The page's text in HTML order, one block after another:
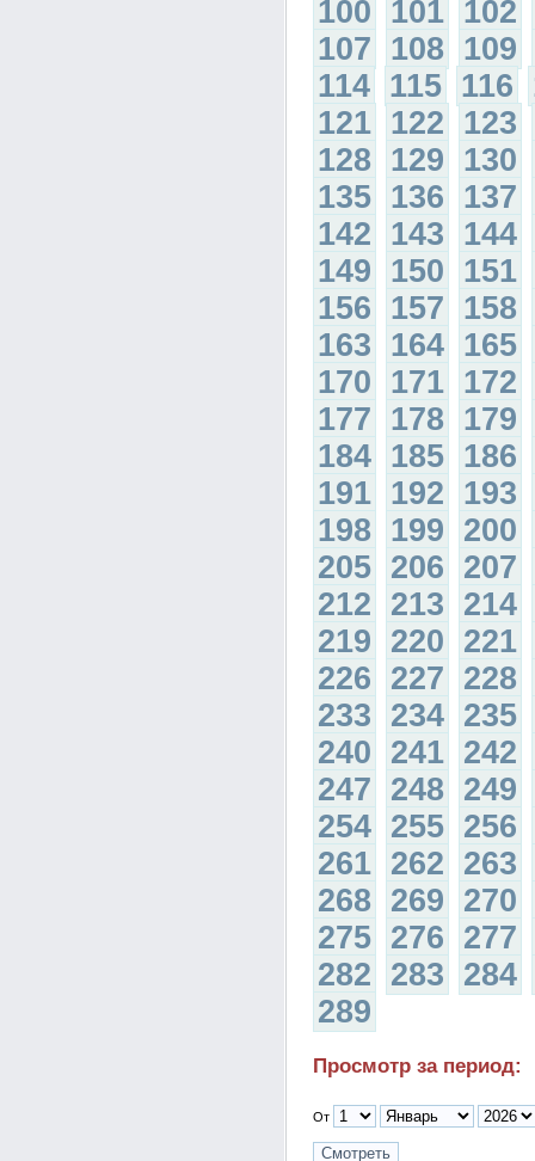
100 101 102
107 108 109
114 115 116
121 122 123
128 129 130
135 136 137
142 143 144
149 150 151
156 157 158
163 164 165
170 171 172
177 178 179
184 185 186
191 192 193
198 199 200
205 206 207
212 213 214
219 220 221
226 227 228
233 234 235
240 241 242
247 248 249
254 255 256
261 262 263
268 269 270
275 276 277
282 283 284
289
Просмотр за период:
От